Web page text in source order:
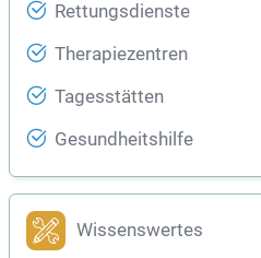
Rettungsdienste
Therapiezentren
Tagesstätten
Gesundheitshilfe
Wissenswertes